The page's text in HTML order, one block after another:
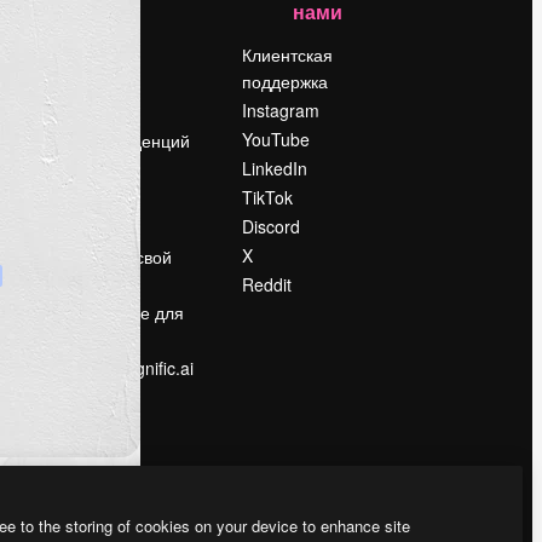
Вакансии
Поиск тенденций
События
Slidesgo
Продайте свой
контент
Помещение для
Ищете magnific.ai
нами
Клиентская
поддержка
Instagram
YouTube
LinkedIn
TikTok
Discord
X
Reddit
to the storing of cookies on your device to enhance site